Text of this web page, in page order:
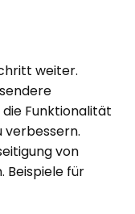
weiter.
Funktionalität
verbessern.
von
Beispiele für